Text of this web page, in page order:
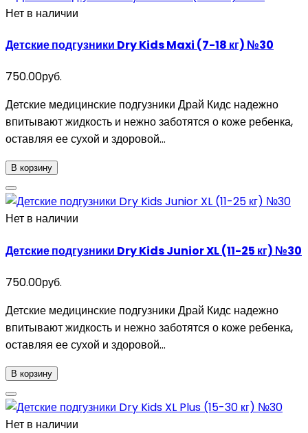
Нет в наличии
Детские подгузники Dry Kids Maxi (7-18 кг) №30
750.00руб.
Детские медицинские подгузники Драй Кидс надежно
впитывают жидкость и нежно заботятся о коже ребенка,
оставляя ее сухой и здоровой...
В корзину
Нет в наличии
Детские подгузники Dry Kids Junior XL (11-25 кг) №30
750.00руб.
Детские медицинские подгузники Драй Кидс надежно
впитывают жидкость и нежно заботятся о коже ребенка,
оставляя ее сухой и здоровой...
В корзину
Нет в наличии